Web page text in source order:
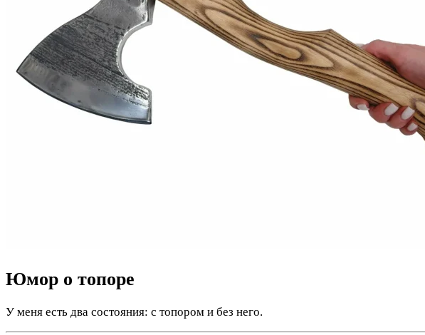
Юмор о топоре
У меня есть два состояния: с топором и без него.